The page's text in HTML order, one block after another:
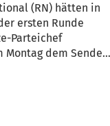
(RN) hätten in
ersten Runde
Parteichef
Montag dem Sender